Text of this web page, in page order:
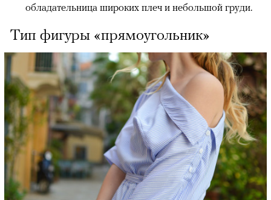
обладательница широких плеч и небольшой груди.
Тип фигуры «прямоугольник»